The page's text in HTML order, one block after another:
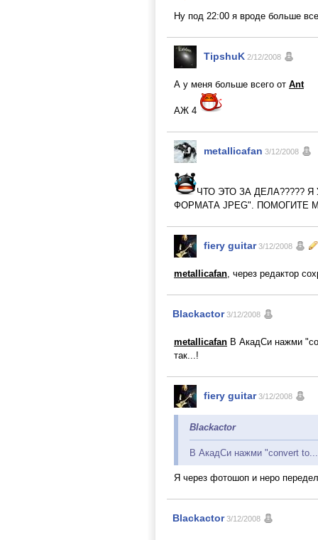
Ну под 22:00 я вроде больше
TipshuK 2/12/2008
А у меня больше всего от Ant
АЖ 4
metallicafan 3/12/2008
ЧТО ЭТО ЗА ДЕЛА?????
ФОРМАТА JPEG". ПОМОГИТЕ
fiery guitar 3/12/2008
metallicafan, через редактор
Blackactor 3/12/2008
metallicafan В АкадСи нажми
так...!
fiery guitar 3/12/2008
Blackactor
В АкадСи нажми "convert
Я через фотошоп и неро
Blackactor 3/12/2008